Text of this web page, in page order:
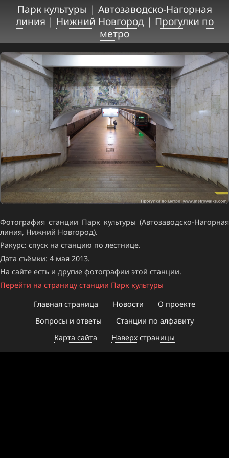
Парк культуры | Автозаводско-Нагорная
линия|Нижний Новгород|Прогулки по
метро
Фотография станции Парк культуры (Автозаводско-Нагорная
линия, Нижний Новгород).
Ракурс: спуск на станцию по лестнице.
Дата съёмки: 4 мая 2013.
На сайте есть и другие фотографии этой станции.
Перейти на страницу станции Парк культуры
Главная страница
Новости
О проекте
Вопросы и ответы
Станции по алфавиту
Карта сайта
Наверх страницы